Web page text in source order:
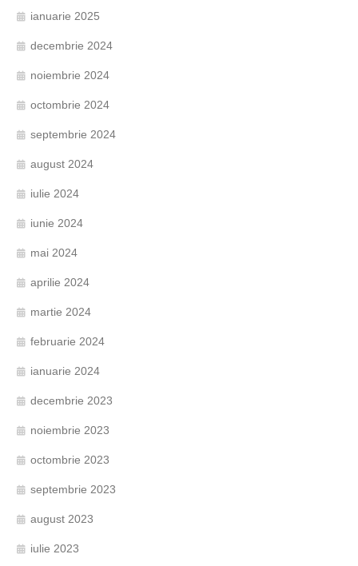
ianuarie 2025
decembrie 2024
noiembrie 2024
octombrie 2024
septembrie 2024
august 2024
iulie 2024
iunie 2024
mai 2024
aprilie 2024
martie 2024
februarie 2024
ianuarie 2024
decembrie 2023
noiembrie 2023
octombrie 2023
septembrie 2023
august 2023
iulie 2023